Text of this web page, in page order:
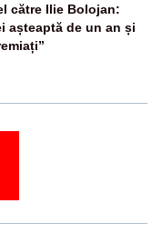
către Ilie Bolojan:
așteaptă de un an și